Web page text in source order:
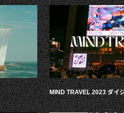
MIND TRAVEL 2023 ダイ